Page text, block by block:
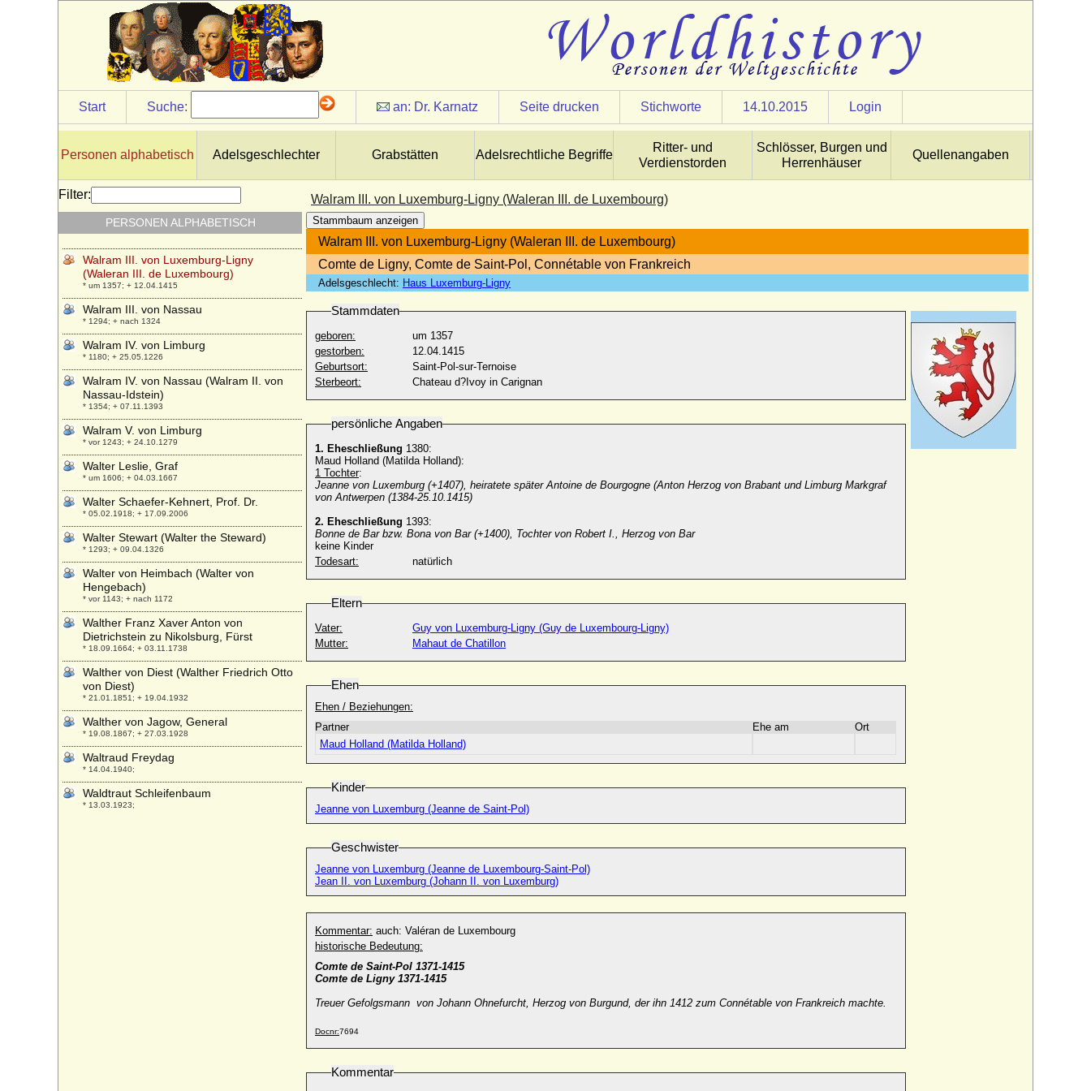
Start Suche: an: Dr. Karnatz Seite drucken Stichworte 14.10.2015 Login
Personen alphabetisch Adelsgeschlechter Grabstätten Adelsrechtliche Begriffe
Ritter- und
Verdienstorden
Schlösser, Burgen und
Herrenhäuser
Quellenangaben
Walram III. von Luxemburg-Ligny (Waleran III. de Luxembourg)
Stammbaum anzeigen
Walram III. von Luxemburg-Ligny (Waleran III. de Luxembourg)
Comte de Ligny, Comte de Saint-Pol, Connétable von Frankreich
Adelsgeschlecht: Haus Luxemburg-Ligny
Stammdaten
geboren:
um 1357
gestorben:
12.04.1415
Geburtsort:
Saint-Pol-sur-Ternoise
Sterbeort:
Chateau d?Ivoy in Carignan
persönliche Angaben
1. Eheschließung 1380:
Maud Holland (Matilda Holland):
1 Tochter:
Jeanne von Luxemburg (+1407), heiratete später Antoine de Bourgogne (Anton Herzog von Brabant und Limburg Markgraf
von Antwerpen (1384-25.10.1415)
2. Eheschließung 1393:
Bonne de Bar bzw. Bona von Bar (+1400), Tochter von Robert I., Herzog von Bar
keine Kinder
Todesart:
natürlich
Eltern
Vater:
Guy von Luxemburg-Ligny (Guy de Luxembourg-Ligny)
Mutter:
Mahaut de Chatillon
Ehen
Ehen / Beziehungen:
Partner
Ehe am
Ort
Maud Holland (Matilda Holland)
Kinder
Jeanne von Luxemburg (Jeanne de Saint-Pol)
Geschwister
Jeanne von Luxemburg (Jeanne de Luxembourg-Saint-Pol)
Jean II. von Luxemburg (Johann II. von Luxemburg)
Kommentar: auch: Valéran de Luxembourg
historische Bedeutung:
Comte de Saint-Pol 1371-1415
Comte de Ligny 1371-1415
Treuer Gefolgsmann von Johann Ohnefurcht, Herzog von Burgund, der ihn 1412 zum Connétable von Frankreich machte.
Docnr:7694
Kommentar
Filter:
PERSONEN ALPHABETISCH
Walpurgis zu Solms-Lich
* 1461; + 1499
Walrad von Nassau-Usingen
* 25.02.1635; + 17.10.1702
Walram I. von Luxemburg-Ligny (Waléran
I. de Luxembourg)
* 08.01.1462; + 1531/1523 ?
II. de Luxembourg)
* um 1275; + 1354
Walram II. von Nassau
* um 1220; + 24.01.1276
Walram III. von Luxemburg-Ligny
(Waleran III. de Luxembourg)
* um 1357; + 12.04.1415
Walram III. von Nassau
* 1294; + nach 1324
Walram IV. von Limburg
* 1180; + 25.05.1226
Walram IV. von Nassau (Walram II. von
Nassau-Idstein)
* 1354; + 07.11.1393
Walram V. von Limburg
* vor 1243; + 24.10.1279
Walter Leslie, Graf
* um 1606; + 04.03.1667
Walter Schaefer-Kehnert, Prof. Dr.
* 05.02.1918; + 17.09.2006
Walter Stewart (Walter the Steward)
* 1293; + 09.04.1326
Walter von Heimbach (Walter von
Hengebach)
* vor 1143; + nach 1172
Walther Franz Xaver Anton von
Dietrichstein zu Nikolsburg, Fürst
* 18.09.1664; + 03.11.1738
Walther von Diest (Walther Friedrich Otto
von Diest)
* 21.01.1851; + 19.04.1932
Walther von Jagow, General
* 19.08.1867; + 27.03.1928
Waltraud Freydag
* 14.04.1940;
Waldtraut Schleifenbaum
* 13.03.1923;